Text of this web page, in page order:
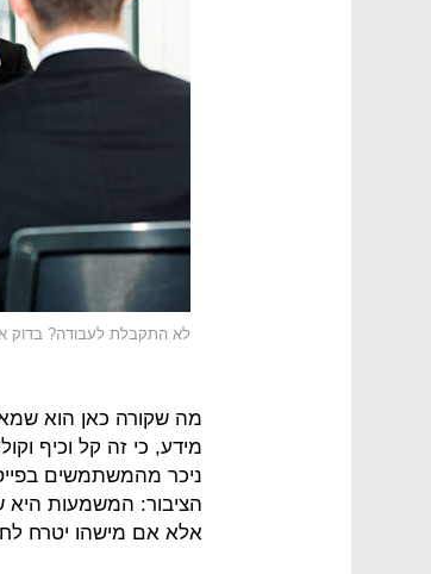
לא התקבלת לעבודה? בדוק
מה שקורה כאן הוא
מידע, כי זה קל וכיף
ניכר מהמשתמשים
הציבור: המשמעות היא
אלא אם מישהו יטרח